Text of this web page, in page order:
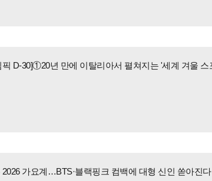
2026 가요계…BTS·블랙핑크 컴백에 대형 신인 쏟아진다